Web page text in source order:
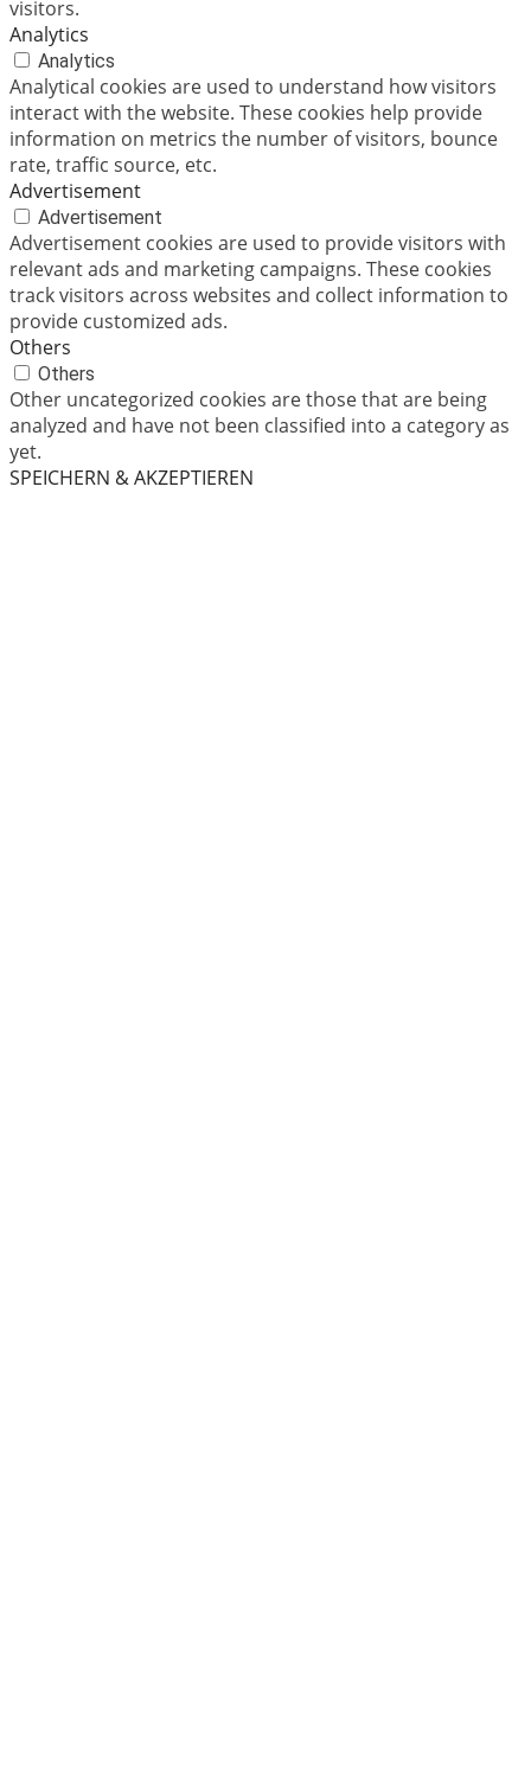
visitors.
Analytics
Analytics
Analytical cookies are used to understand how visitors
interact with the website. These cookies help provide
information on metrics the number of visitors, bounce
rate, traffic source, etc.
Advertisement
Advertisement
Advertisement cookies are used to provide visitors with
relevant ads and marketing campaigns. These cookies
track visitors across websites and collect information to
provide customized ads.
Others
Others
Other uncategorized cookies are those that are being
analyzed and have not been classified into a category as
yet.
SPEICHERN & AKZEPTIEREN